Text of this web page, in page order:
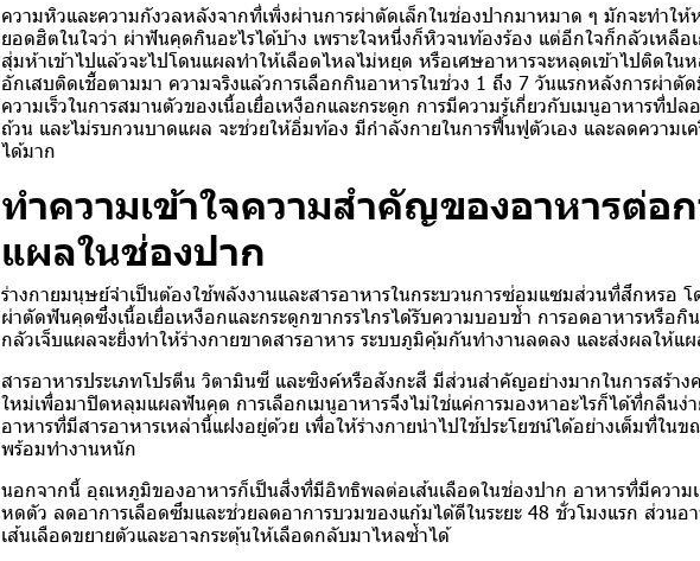
ความหิวและความกังวลหลังจากที่เพิ่งผ่านการผ่าตัดเล็กในช่องปากมาหมาด ๆ มักจะทำให้
ยอดฮิตในใจว่า ผ่าฟันคุดกินอะไรได้บ้าง เพราะใจหนึ่งก็หิวจนท้องร้อง แต่อีกใจก็กลัวเหลือ
สุ่มห้าเข้าไปแล้วจะไปโดนแผลทำให้เลือดไหลไม่หยุด หรือเศษอาหารจะหลุดเข้าไปติดใน
อักเสบติดเชื้อตามมา ความจริงแล้วการเลือกกินอาหารในช่วง 1 ถึง 7 วันแรกหลังการผ่าตั
ความเร็วในการสมานตัวของเนื้อเยื่อเหงือกและกระดูก การมีความรู้เกี่ยวกับเมนูอาหารที่ป
ถ้วน และไม่รบกวนบาดแผล จะช่วยให้อิ่มท้อง มีกำลังกายในการฟื้นฟูตัวเอง และลดความเ
ได้มาก
ทำความเข้าใจความสำคัญของอาหารต่อ
แผลในช่องปาก
ร่างกายมนุษย์จำเป็นต้องใช้พลังงานและสารอาหารในกระบวนการซ่อมแซมส่วนที่สึกหรอ โ
ผ่าตัดฟันคุดซึ่งเนื้อเยื่อเหงือกและกระดูกขากรรไกรได้รับความบอบช้ำ การอดอาหารหรือกิน
กลัวเจ็บแผลจะยิ่งทำให้ร่างกายขาดสารอาหาร ระบบภูมิคุ้มกันทำงานลดลง และส่งผลให้แ
สารอาหารประเภทโปรตีน วิตามินซี และซิงค์หรือสังกะสี มีส่วนสำคัญอย่างมากในการสร้าง
ใหม่เพื่อมาปิดหลุมแผลฟันคุด การเลือกเมนูอาหารจึงไม่ใช่แค่การมองหาอะไรก็ได้ที่กลืนง่
อาหารที่มีสารอาหารเหล่านี้แฝงอยู่ด้วย เพื่อให้ร่างกายนำไปใช้ประโยชน์ได้อย่างเต็มที่ในข
พร้อมทำงานหนัก
นอกจากนี้ อุณหภูมิของอาหารก็เป็นสิ่งที่มีอิทธิพลต่อเส้นเลือดในช่องปาก อาหารที่มีความเ
หดตัว ลดอาการเลือดซึมและช่วยลดอาการบวมของแก้มได้ดีในระยะ 48 ชั่วโมงแรก ส่วนอ
เส้นเลือดขยายตัวและอาจกระตุ้นให้เลือดกลับมาไหลซ้ำได้